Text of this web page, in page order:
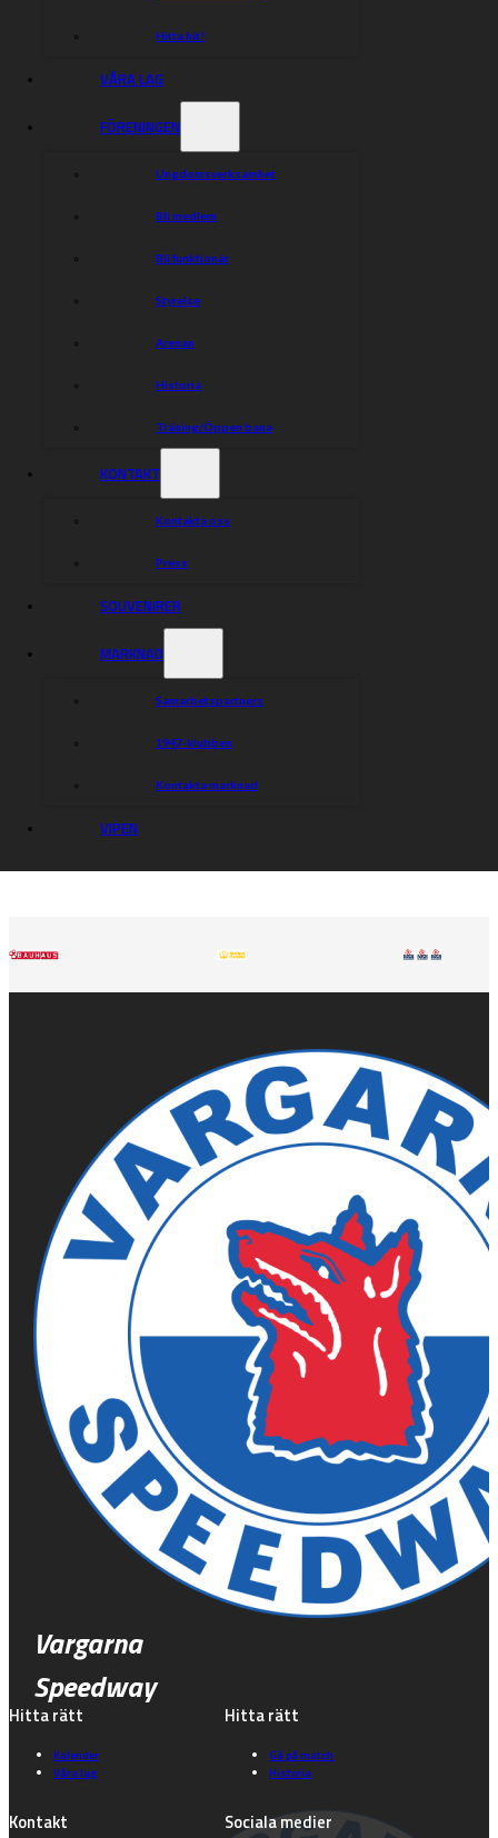
Hitta hit!
VÅRA LAG
FÖRENINGEN
Ungdomsverksamhet
Bli medlem
Bli funktionär
Styrelse
Arenan
Historia
Träning/Öppen bana
KONTAKT
Kontakta oss
Press
SOUVENIRER
MARKNAD
Samarbetspartners
1947-klubben
Kontakta marknad
VIPEN
Vargarna
Speedway
Hitta rätt
Kalender
Våra lag
Hitta rätt
Gå på match
Historia
Kontakt Sociala medier